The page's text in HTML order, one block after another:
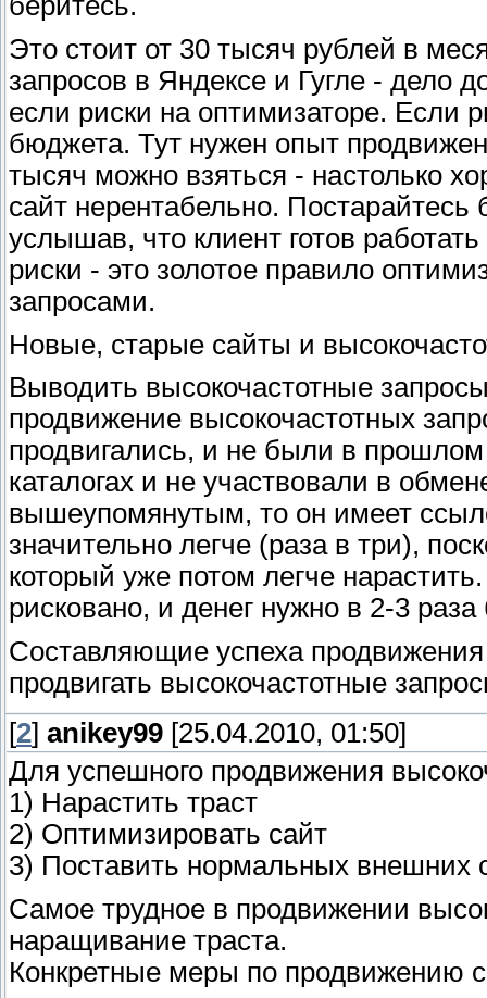
Это стоит от 30 тысяч рублей в
запросов в Яндексе и Гугле - дело
если риски на оптимизаторе. Если
бюджета. Тут нужен опыт
тысяч можно взяться - настолько
сайт нерентабельно.
услышав, что клиент готов
риски - это золотое правило
запросами.
Новые, старые сайты и
Выводить высокочастотные
продвижение высокочастотных
продвигались, и не были в прошлом
каталогах и не участвовали в
вышеупомянутым, то он имеет
значительно легче (раза в три),
который уже потом легче
рисковано, и денег нужно в 2-3
Составляющие успеха
продвигать высокочастотные
[2] anikey99 [25.04.2010, 01:50]
Для успешного продвижения
1) Нарастить траст
2) Оптимизировать сайт
3) Поставить нормальных внешних
Самое трудное в продвижении
наращивание траста.
Конкретные меры по продвижению